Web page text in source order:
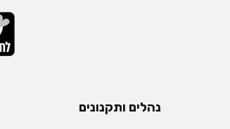
נהלים ותקנונים